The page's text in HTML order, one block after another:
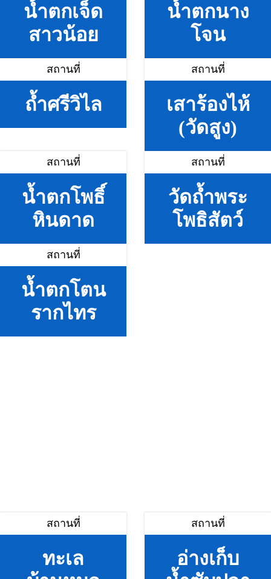
น้ำตกเจ็ด
สาวน้อย
น้ำตกนาง
โจน
สถานที่
ถ้ำศรีวิไล
สถานที่
เสาร้องไห้
(วัดสูง)
สถานที่
น้ำตกโพธิ์
หินดาด
สถานที่
วัดถ้ำพระ
โพธิสัตว์
สถานที่
น้ำตกโตน
รากไทร
สถานที่
ทะเล
สถานที่
อ่างเก็บ